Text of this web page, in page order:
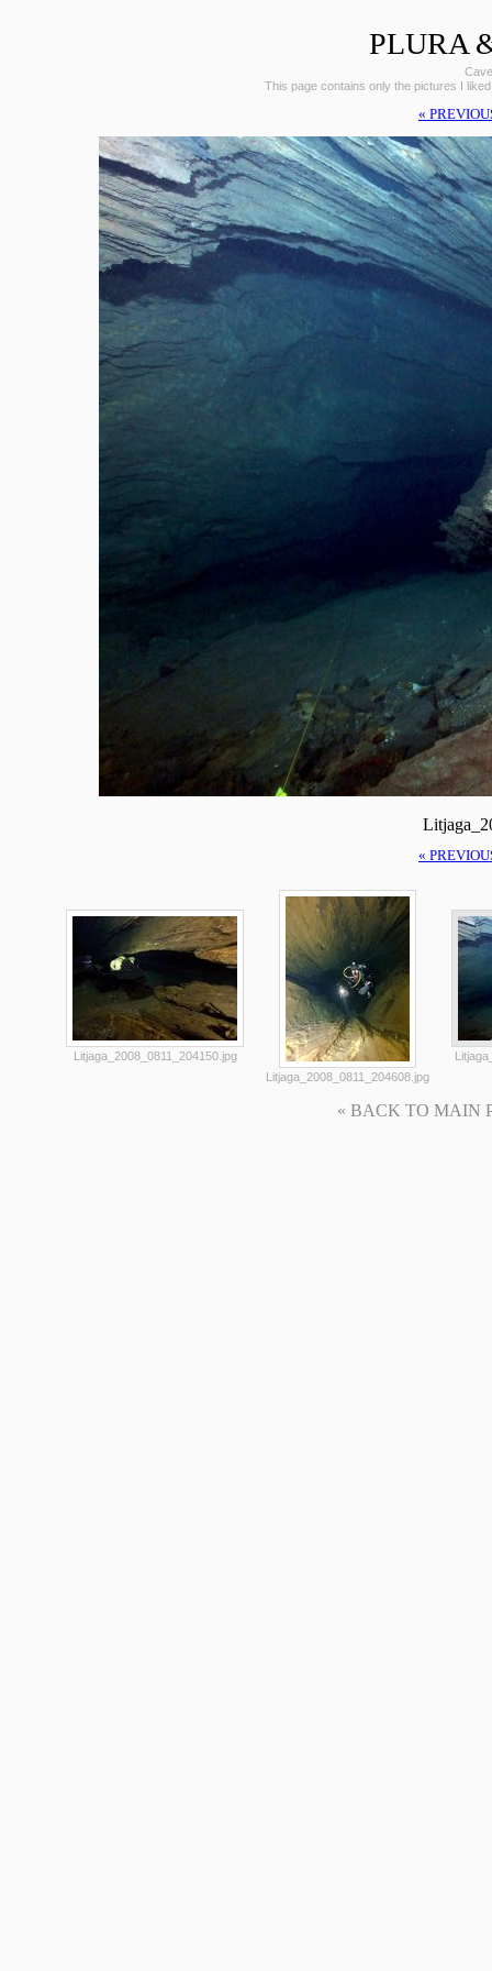
PLURA
This page contains only the pictures I
«
«
Litjaga_2008_0811_204150.jpg
Litjaga_2008_0811_204608.jpg
« BACK TO MAIN